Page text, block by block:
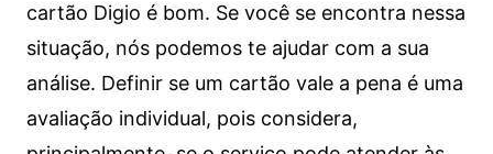
cartão Digio é bom. Se você se encontra nessa
situação, nós podemos te ajudar com a sua
análise. Definir se um cartão vale a pena é uma
avaliação individual, pois considera,